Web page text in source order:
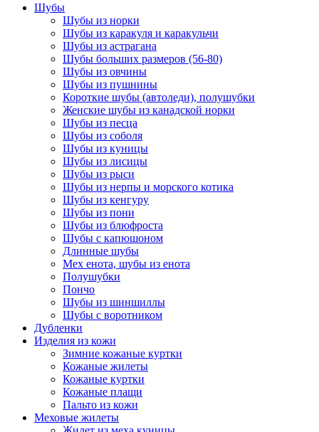
Шубы
Шубы из норки
Шубы из каракуля и каракульчи
Шубы из астрагана
Шубы больших размеров (56-80)
Шубы из овчины
Шубы из пушнины
Короткие шубы (автоледи), полушубки
Женские шубы из канадской норки
Шубы из песца
Шубы из соболя
Шубы из куницы
Шубы из лисицы
Шубы из рыси
Шубы из нерпы и морского котика
Шубы из кенгуру
Шубы из пони
Шубы из блюфроста
Шубы с капюшоном
Длинные шубы
Мех енота, шубы из енота
Полушубки
Пончо
Шубы из шиншиллы
Шубы с воротником
Дубленки
Изделия из кожи
Зимние кожаные куртки
Кожаные жилеты
Кожаные куртки
Кожаные плащи
Пальто из кожи
Меховые жилеты